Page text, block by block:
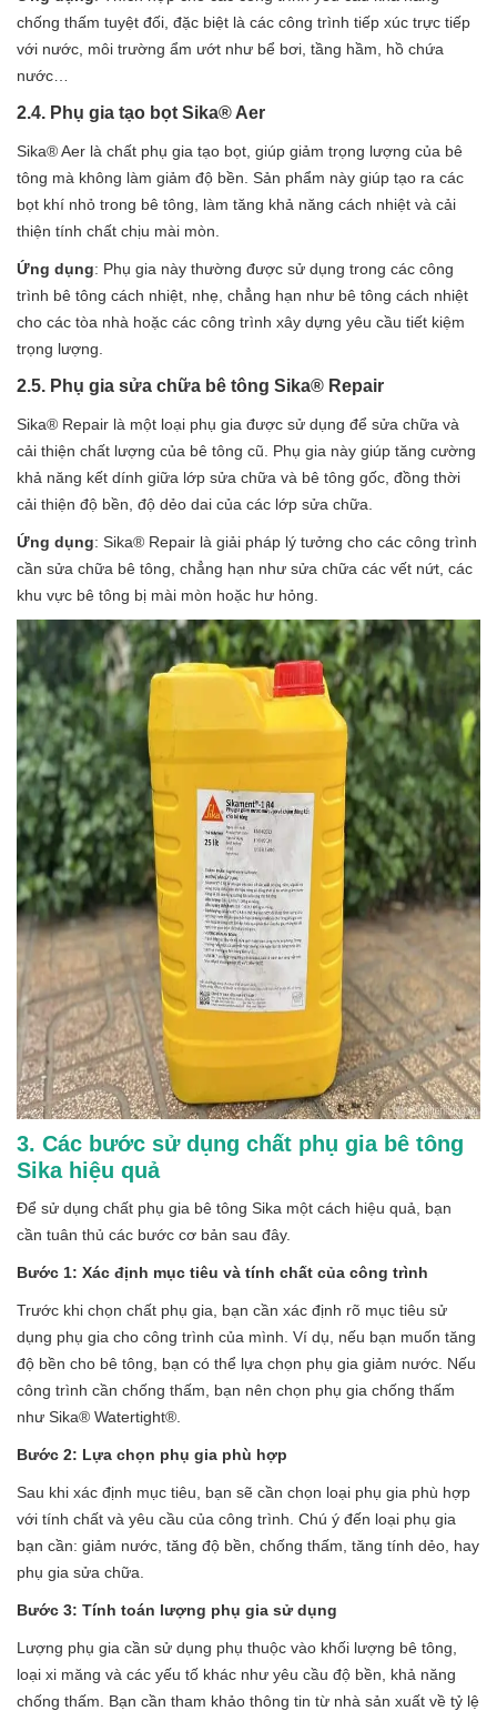
chống thấm tuyệt đối, đặc biệt là các công trình tiếp xúc trực tiếp
với nước, môi trường ẩm ướt như bể bơi, tầng hầm, hồ chứa
nước…
2.4. Phụ gia tạo bọt Sika® Aer
Sika® Aer là chất phụ gia tạo bọt, giúp giảm trọng lượng của bê
tông mà không làm giảm độ bền. Sản phẩm này giúp tạo ra các
bọt khí nhỏ trong bê tông, làm tăng khả năng cách nhiệt và cải
thiện tính chất chịu mài mòn.
Ứng dụng: Phụ gia này thường được sử dụng trong các công
trình bê tông cách nhiệt, nhẹ, chẳng hạn như bê tông cách nhiệt
cho các tòa nhà hoặc các công trình xây dựng yêu cầu tiết kiệm
trọng lượng.
2.5. Phụ gia sửa chữa bê tông Sika® Repair
Sika® Repair là một loại phụ gia được sử dụng để sửa chữa và
cải thiện chất lượng của bê tông cũ. Phụ gia này giúp tăng cường
khả năng kết dính giữa lớp sửa chữa và bê tông gốc, đồng thời
cải thiện độ bền, độ dẻo dai của các lớp sửa chữa.
Ứng dụng: Sika® Repair là giải pháp lý tưởng cho các công trình
cần sửa chữa bê tông, chẳng hạn như sửa chữa các vết nứt, các
khu vực bê tông bị mài mòn hoặc hư hỏng.
3. Các bước sử dụng chất phụ gia bê tông
Sika hiệu quả
Để sử dụng chất phụ gia bê tông Sika một cách hiệu quả, bạn
cần tuân thủ các bước cơ bản sau đây.
Bước 1: Xác định mục tiêu và tính chất của công trình
Trước khi chọn chất phụ gia, bạn cần xác định rõ mục tiêu sử
dụng phụ gia cho công trình của mình. Ví dụ, nếu bạn muốn tăng
độ bền cho bê tông, bạn có thể lựa chọn phụ gia giảm nước. Nếu
công trình cần chống thấm, bạn nên chọn phụ gia chống thấm
như Sika® Watertight®.
Bước 2: Lựa chọn phụ gia phù hợp
Sau khi xác định mục tiêu, bạn sẽ cần chọn loại phụ gia phù hợp
với tính chất và yêu cầu của công trình. Chú ý đến loại phụ gia
bạn cần: giảm nước, tăng độ bền, chống thấm, tăng tính dẻo, hay
phụ gia sửa chữa.
Bước 3: Tính toán lượng phụ gia sử dụng
Lượng phụ gia cần sử dụng phụ thuộc vào khối lượng bê tông,
loại xi măng và các yếu tố khác như yêu cầu độ bền, khả năng
chống thấm. Bạn cần tham khảo thông tin từ nhà sản xuất về tỷ lệ